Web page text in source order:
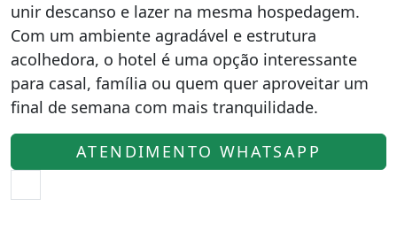
unir descanso e lazer na mesma hospedagem.
Com um ambiente agradável e estrutura
acolhedora, o hotel é uma opção interessante
para casal, família ou quem quer aproveitar um
final de semana com mais tranquilidade.
ATENDIMENTO WHATSAPP